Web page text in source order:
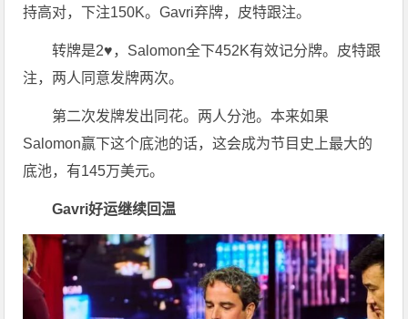
持高对，下注150K。Gavri弃牌，皮特跟注。
转牌是2♥，Salomon全下452K有效记分牌。皮特跟
注，两人同意发牌两次。
第二次发牌发出同花。两人分池。本来如果
Salomon赢下这个底池的话，这会成为节目史上最大的
底池，有145万美元。
Gavri好运继续回温